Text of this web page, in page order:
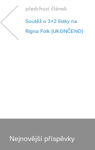
Soutěž o 3×2 lístky na
Rigna Folk (UKONČENO)
Nejnovější příspěvky